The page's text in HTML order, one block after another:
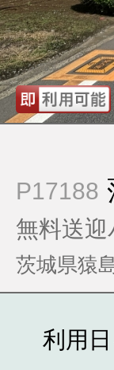
P17188
無料送
茨城県猿
利用